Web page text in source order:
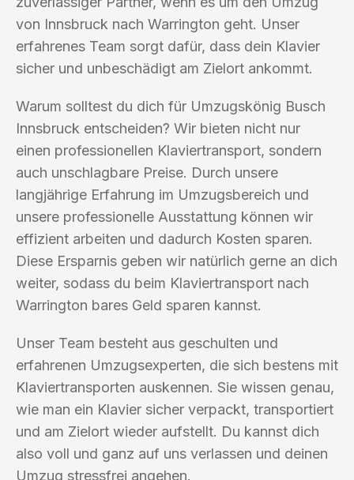
von Innsbruck nach Warrington geht. Unser
erfahrenes Team sorgt dafür, dass dein Klavier
sicher und unbeschädigt am Zielort ankommt.
Warum solltest du dich für Umzugskönig Busch
Innsbruck entscheiden? Wir bieten nicht nur
einen professionellen Klaviertransport, sondern
auch unschlagbare Preise. Durch unsere
langjährige Erfahrung im Umzugsbereich und
unsere professionelle Ausstattung können wir
effizient arbeiten und dadurch Kosten sparen.
Diese Ersparnis geben wir natürlich gerne an dich
weiter, sodass du beim Klaviertransport nach
Warrington bares Geld sparen kannst.
Unser Team besteht aus geschulten und
erfahrenen Umzugsexperten, die sich bestens mit
Klaviertransporten auskennen. Sie wissen genau,
wie man ein Klavier sicher verpackt, transportiert
und am Zielort wieder aufstellt. Du kannst dich
also voll und ganz auf uns verlassen und deinen
Umzug stressfrei angehen.